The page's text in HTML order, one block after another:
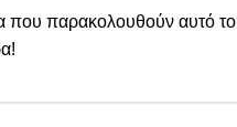
που παρακολουθούν αυτό το